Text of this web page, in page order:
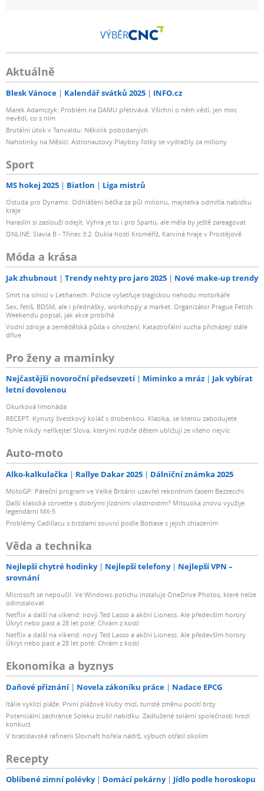
VÝBĚR
Aktuálně
Blesk Vánoce Kalendář svátků 2025 INFO.cz
Marek Adamczyk: Problém na DAMU přetrvává. Všichni o něm vědí, jen moc
nevědí, co s ním
Brutální útok v Tanvaldu: Několik pobodaných
Nahotinky na Měsíci: Astronautovy Playboy fotky se vydražily za miliony
Sport
MS hokej 2025 Biatlon Liga mistrů
Ostuda pro Dynamo. Odhlášení béčka za půl milionu, majitelka odmítla nabídku
kraje
Haraslín si zaslouží odejít. Výhra je to i pro Spartu, ale měla by ještě zareagovat
ONLINE: Slavia B - Třinec 3:2. Dukla hostí Kroměříž, Karviná hraje v Prostějově
Móda a krása
Jak zhubnout Trendy nehty pro jaro 2025 Nové make-up trendy
Smrt na silnici v Letňanech: Policie vyšetřuje tragickou nehodu motorkáře
Sex, fetiš, BDSM, ale i přednášky, workshopy a market. Organizátor Prague Fetish
Weekendu popsal, jak akce probíhá
Vodní zdroje a zemědělská půda v ohrožení: Katastrofální sucha přicházejí stále
dříve
Pro ženy a maminky
Nejčastější novoroční předsevzetí Miminko a mráz
Jak vybírat
letní dovolenou
Okurková limonáda
RECEPT: Kynutý švestkový koláč s drobenkou. Klasika, se kterou zabodujete
Tohle nikdy neříkejte! Slova, kterými rodiče dětem ubližují ze všeho nejvíc
Auto-moto
Alko-kalkulačka Rallye Dakar 2025 Dálniční známka 2025
MotoGP: Páteční program ve Velké Británii uzavřel rekordním časem Bezzecchi
Další klasická corvette s dobrými jízdními vlastnostmi? Mitsuoka znovu využije
legendární MX-5
Problémy Cadillacu s brzdami souvisí podle Bottase s jejich chlazením
Věda a technika
Nejlepší chytré hodinky Nejlepší telefony
Nejlepší VPN –
srovnání
Microsoft se nepoučil. Ve Windows potichu instaluje OneDrive Photos, které nelze
odinstalovat
Netflix a další na víkend: nový Ted Lasso a akční Lioness. Ale především horory
Úkryt nebo past a 28 let poté: Chrám z kostí
Netflix a další na víkend: nový Ted Lasso a akční Lioness. Ale především horory
Úkryt nebo past a 28 let poté: Chrám z kostí
Ekonomika a byznys
Daňové přiznání Novela zákoníku práce Nadace EPCG
Itálie vyklízí pláže. První plážové kluby mizí, turisté změnu pocítí brzy
Potenciální zachránce Soleku zrušil nabídku. Zadlužené solární společnosti hrozí
konkurz
V bratislavské rafinerii Slovnaft hořela nádrž, výbuch otřásl okolím
Recepty
Oblíbené zimní polévky Domácí pekárny Jídlo podle horoskopu